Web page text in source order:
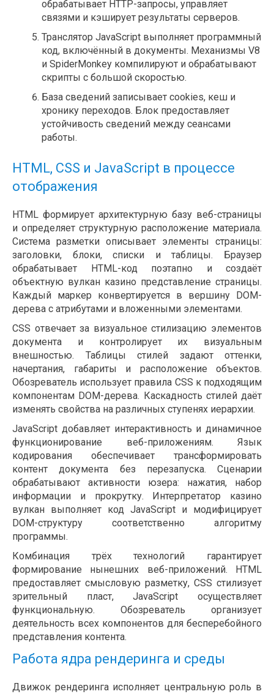
обрабатывает HTTP-запросы, управляет
связями и кэширует результаты серверов.
Транслятор JavaScript выполняет программный
код, включённый в документы. Механизмы V8
и SpiderMonkey компилируют и обрабатывают
скрипты с большой скоростью.
База сведений записывает cookies, кеш и
хронику переходов. Блок предоставляет
устойчивость сведений между сеансами
работы.
HTML, CSS и JavaScript в процессе
отображения
HTML формирует архитектурную базу веб-страницы
и определяет структурную расположение материала.
Система разметки описывает элементы страницы:
заголовки, блоки, списки и таблицы. Браузер
обрабатывает HTML-код поэтапно и создаёт
объектную вулкан казино представление страницы.
Каждый маркер конвертируется в вершину DOM-
дерева с атрибутами и вложенными элементами.
CSS отвечает за визуальное стилизацию элементов
документа и контролирует их визуальным
внешностью. Таблицы стилей задают оттенки,
начертания, габариты и расположение объектов.
Обозреватель использует правила CSS к подходящим
компонентам DOM-дерева. Каскадность стилей даёт
изменять свойства на различных ступенях иерархии.
JavaScript добавляет интерактивность и динамичное
функционирование веб-приложениям. Язык
кодирования обеспечивает трансформировать
контент документа без перезапуска. Сценарии
обрабатывают активности юзера: нажатия, набор
информации и прокрутку. Интерпретатор казино
вулкан выполняет код JavaScript и модифицирует
DOM-структуру соответственно алгоритму
программы.
Комбинация трёх технологий гарантирует
формирование нынешних веб-приложений. HTML
предоставляет смысловую разметку, CSS стилизует
зрительный пласт, JavaScript осуществляет
функциональную. Обозреватель организует
деятельность всех компонентов для бесперебойного
представления контента.
Работа ядра рендеринга и среды
Движок рендеринга исполняет центральную роль в